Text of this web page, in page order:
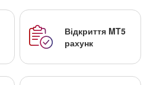
Відкриття MT5
рахунк